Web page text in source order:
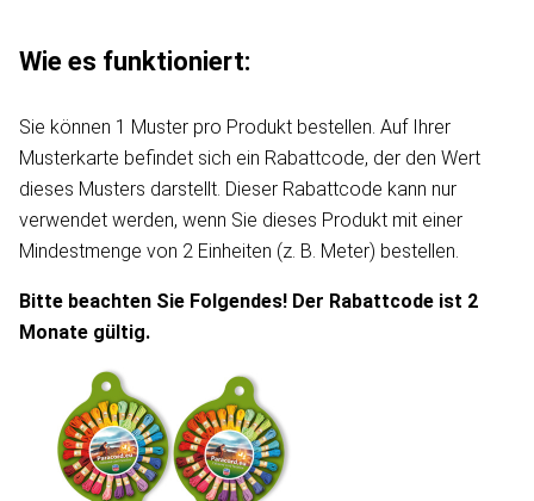
Wie es funktioniert:
Sie können 1 Muster pro Produkt bestellen. Auf Ihrer
Musterkarte befindet sich ein Rabattcode, der den Wert
dieses Musters darstellt. Dieser Rabattcode kann nur
verwendet werden, wenn Sie dieses Produkt mit einer
Mindestmenge von 2 Einheiten (z. B. Meter) bestellen.
Bitte beachten Sie Folgendes! Der Rabattcode ist 2
Monate gültig.